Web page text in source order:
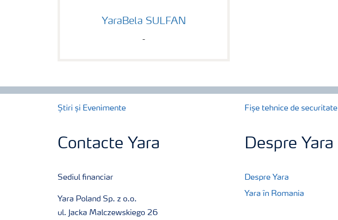
YaraBela SULFAN
-
Știri și Evenimente Fișe tehnice de securitate
Contacte Yara
Sediul financiar
Yara Poland Sp. z o.o.
ul. Jacka Malczewskiego 26
Despre Yara
Despre Yara
Yara în Romania